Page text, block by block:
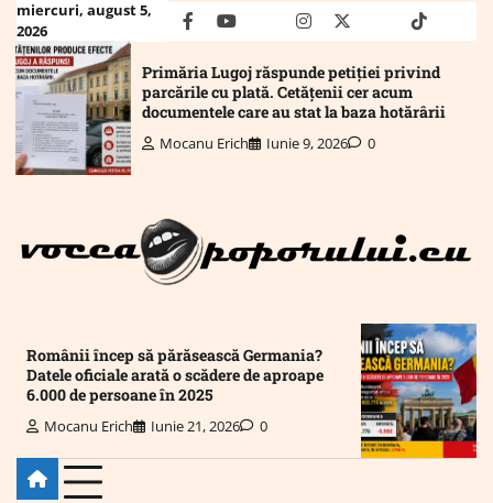
Skip
content
miercuri, august 5,
2026
facebookyoutubeMailinstagram
twitter truthtiktok
Primăria Lugoj răspunde petiției privind
parcările cu plată. Cetățenii cer acum
documentele care au stat la baza hotărârii
Mocanu Erich Iunie 9, 2026 0
Românii încep să părăsească Germania?
Datele oficiale arată o scădere de aproape
6.000 de persoane în 2025
Mocanu Erich Iunie 21, 2026 0